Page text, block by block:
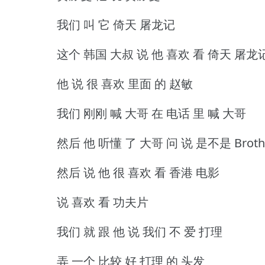
我们 叫 它 倚天 屠龙记
这个 韩国 大叔 说 他 喜欢 看 倚天 屠龙
他 说 很 喜欢 里面 的 赵敏
我们 刚刚 喊 大哥 在 电话 里 喊 大哥
然后 他 听懂 了 大哥 问 说 是不是
然后 说 他 很 喜欢 看 香港 电影
说 喜欢 看 功夫片
我们 就 跟 他 说 我们 不 爱 打理
弄 一个 比较 好 打理 的 头发